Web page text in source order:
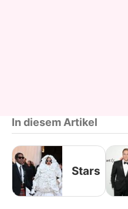
In diesem Artikel
Stars